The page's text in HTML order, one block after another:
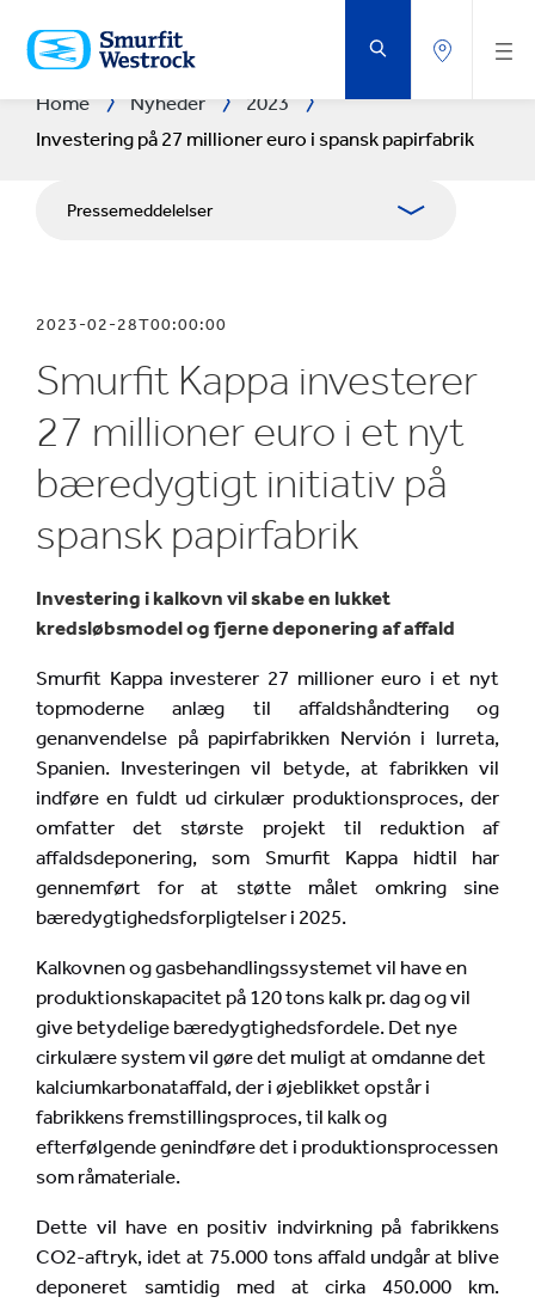
DIREKTE
TIL
HOVEDINDHOLDET
Home Nyheder
2023
Investering på 27 millioner euro i spansk papirfabrik
Pressemeddelelser
Medieressourcer
Blog
2023-02-28T00:00:00
Smurfit Kappa investerer
27 millioner euro i et nyt
bæredygtigt initiativ på
spansk papirfabrik
Investering i kalkovn vil skabe en lukket
kredsløbsmodel og fjerne deponering af affald
Smurfit Kappa investerer 27 millioner euro i et nyt
topmoderne anlæg til affaldshåndtering og
genanvendelse på papirfabrikken Nervión i lurreta,
Spanien. Investeringen vil betyde, at fabrikken vil
indføre en fuldt ud cirkulær produktionsproces, der
omfatter det største projekt til reduktion af
affaldsdeponering, som Smurfit Kappa hidtil har
gennemført for at støtte målet omkring sine
bæredygtighedsforpligtelser i 2025.
Kalkovnen og gasbehandlingssystemet vil have en
produktionskapacitet på 120 tons kalk pr. dag og vil
give betydelige bæredygtighedsfordele. Det nye
cirkulære system vil gøre det muligt at omdanne det
kalciumkarbonataffald, der i øjeblikket opstår i
fabrikkens fremstillingsproces, til kalk og
efterfølgende genindføre det i produktionsprocessen
som råmateriale.
Dette vil have en positiv indvirkning på fabrikkens
CO2-aftryk, idet at 75.000 tons affald undgår at blive
deponeret samtidig med at cirka 450.000 km.